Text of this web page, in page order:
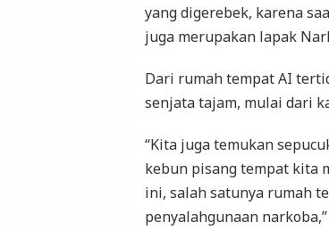
yang digerebek, karena
juga merupakan lapak
Dari rumah tempat AI
senjata tajam, mulai dari
“Kita juga temukan
kebun pisang tempat kita
ini, salah satunya rumah
penyalahgunaan